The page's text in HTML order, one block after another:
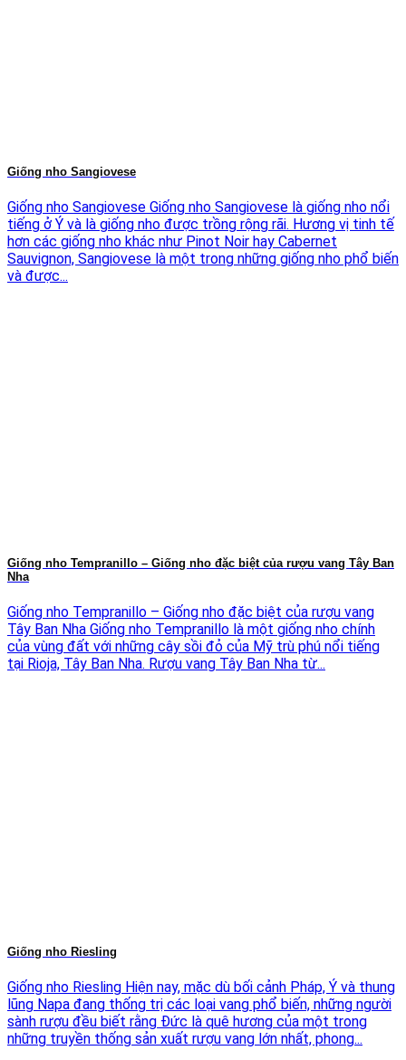
Giống nho Sangiovese
Giống nho Sangiovese Giống nho Sangiovese là giống nho nổi
tiếng ở Ý và là giống nho được trồng rộng rãi. Hương vị tinh tế
hơn các giống nho khác như Pinot Noir hay Cabernet
Sauvignon, Sangiovese là một trong những giống nho phổ biến
và được...
Giống nho Tempranillo – Giống nho đặc biệt của rượu vang Tây Ban
Nha
Giống nho Tempranillo – Giống nho đặc biệt của rượu vang
Tây Ban Nha Giống nho Tempranillo là một giống nho chính
của vùng đất với những cây sồi đỏ của Mỹ trù phú nổi tiếng
tại Rioja, Tây Ban Nha. Rượu vang Tây Ban Nha từ...
Giống nho Riesling
Giống nho Riesling Hiện nay, mặc dù bối cảnh Pháp, Ý và thung
lũng Napa đang thống trị các loại vang phổ biến, những người
sành rượu đều biết rằng Đức là quê hương của một trong
những truyền thống sản xuất rượu vang lớn nhất, phong...